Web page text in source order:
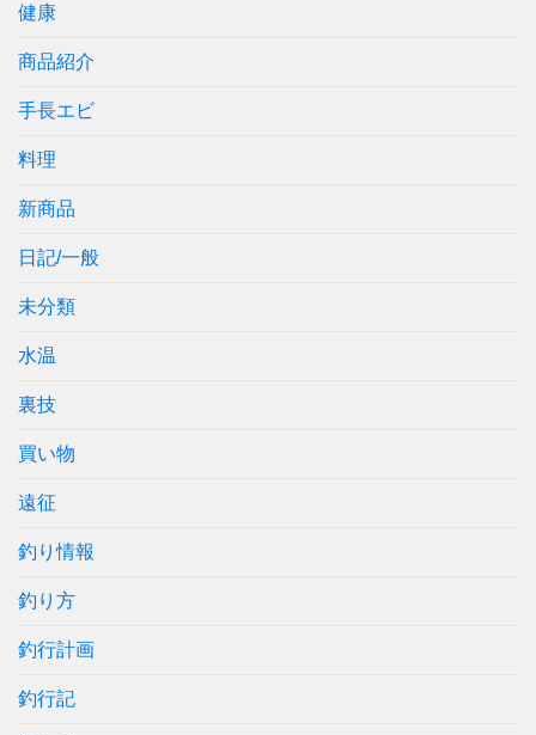
健康
商品紹介
手長エビ
料理
新商品
日記/一般
未分類
水温
裏技
買い物
遠征
釣り情報
釣り方
釣行計画
釣行記